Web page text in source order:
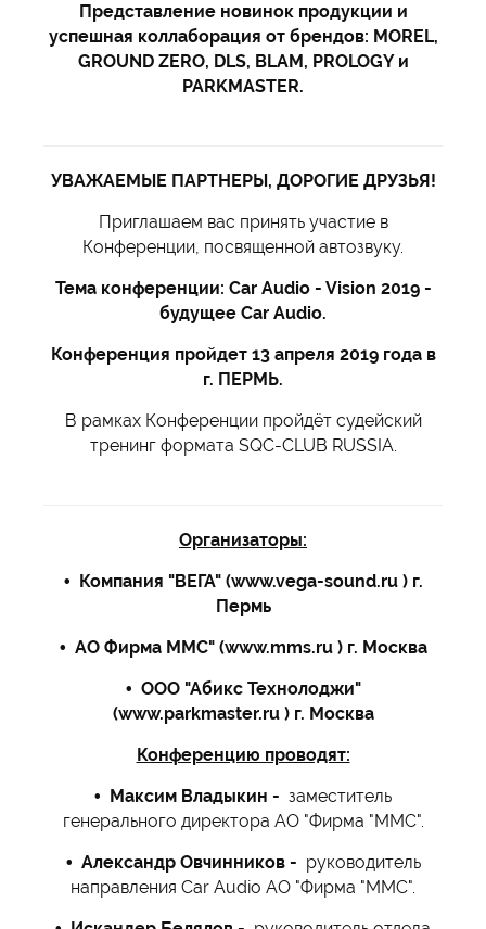
Представление новинок продукции и
успешная коллаборация от брендов: MOREL,
GROUND ZERO, DLS, BLAM, PROLOGY и
PARKMASTER.
УВАЖАЕМЫЕ ПАРТНЕРЫ, ДОРОГИЕ ДРУЗЬЯ!
Приглашаем вас принять участие в
Конференции, посвященной автозвуку.
Тема конференции: Car Audio - Vision 2019 -
будущее Car Audio.
Конференция пройдет 13 апреля 2019 года в
г. ПЕРМЬ.
В рамках Конференции пройдёт судейский
тренинг формата SQC-CLUB RUSSIA.
Организаторы:
• Компания "ВЕГА" (www.vega-sound.ru ) г.
Пермь
• АО Фирма ММС" (www.mms.ru ) г. Москва
• ООО "Абикс Технолоджи"
(www.parkmaster.ru ) г. Москва
Конференцию проводят:
• Максим Владыкин - заместитель
генерального директора АО "Фирма "ММС".
• Александр Овчинников - руководитель
направления Car Audio АО "Фирма "ММС".